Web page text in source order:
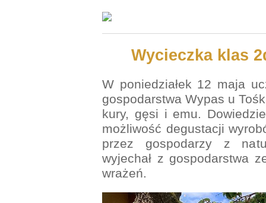
Wycieczka klas
W poniedziałek 12 maja
gospodarstwa Wypas u
kury, gęsi i emu.
możliwość degustacji
przez gospodarzy z
wyjechał z gospodarstwa
wrażeń.